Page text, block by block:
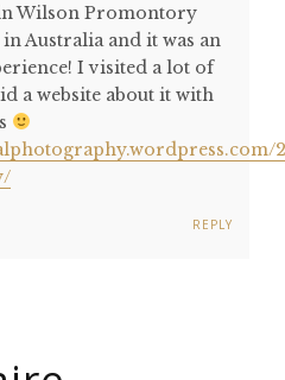
Wilson Promontory
Australia and it was an
I visited a lot of
a website about it with
REPLY